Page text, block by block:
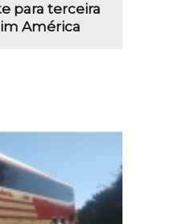
para terceira
América